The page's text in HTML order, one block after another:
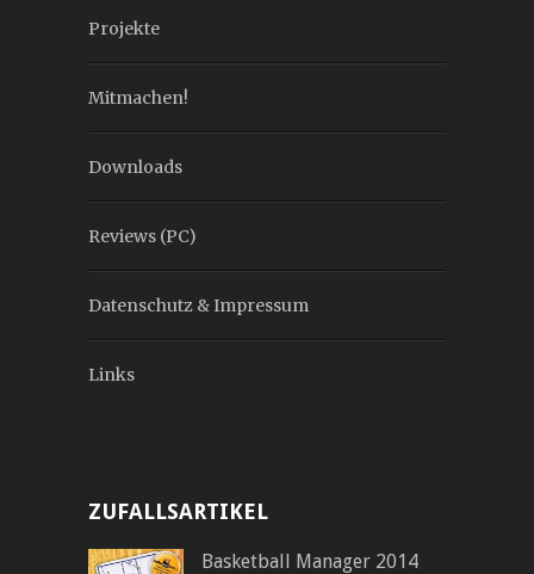
Projekte
Mitmachen!
Downloads
Reviews (PC)
Datenschutz & Impressum
Links
ZUFALLSARTIKEL
Basketball Manager 2014